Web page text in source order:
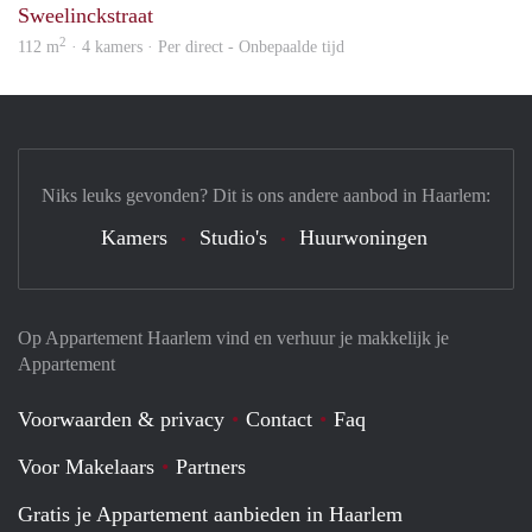
Sweelinckstraat
112 m2 · 4 kamers · Per direct - Onbepaalde tijd
Op Appartement Haarlem vind en verhuur je makkelijk je
Appartement
Voorwaarden & privacy Contact
Faq
Voor Makelaars
Partners
Gratis je Appartement aanbieden in Haarlem
Niks leuks gevonden? Dit is ons andere aanbod in Haarlem:
Kamers Studio's Huurwoningen